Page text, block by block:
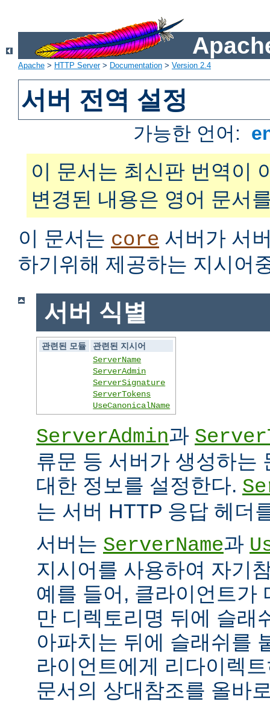
Apache > HTTP Server> Documentation > Version 2.4
서버 전역 설정
가능한 언어:
이 문서는 최신판 번역이
변경된 내용은 영어 문서
이 문서는 core 서버가 서
하기위해 제공하는 지시어
서버 식별
관련된 모듈
관련된 지시어
ServerName
ServerAdmin
ServerSignature
ServerTokens
UseCanonicalName
ServerAdmin과
류문 등 서버가 생성하는
대한 정보를 설정한다.
는 서버 HTTP 응답 헤더
서버는 ServerName과
지시어를 사용하여 자기
예를 들어, 클라이언트가
만 디렉토리명 뒤에 슬래
아파치는 뒤에 슬래쉬를
라이언트에게 리다이렉
문서의 상대참조를 올바